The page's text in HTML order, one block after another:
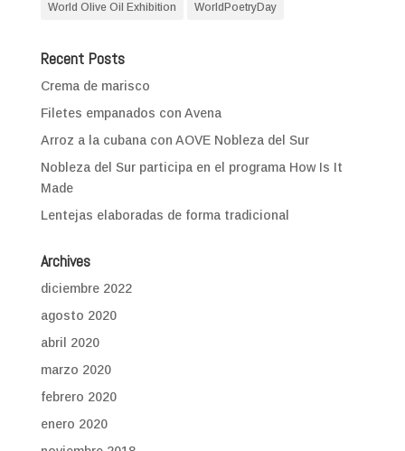
World Olive Oil Exhibition WorldPoetryDay
Recent Posts
Crema de marisco
Filetes empanados con Avena
Arroz a la cubana con AOVE Nobleza del Sur
Nobleza del Sur participa en el programa How Is It
Made
Lentejas elaboradas de forma tradicional
Archives
diciembre 2022
agosto 2020
abril 2020
marzo 2020
febrero 2020
enero 2020